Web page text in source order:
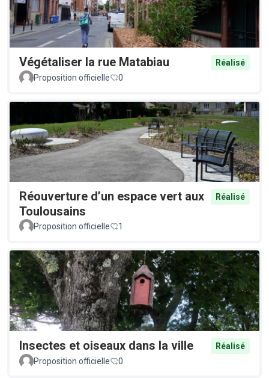
Végétaliser la rue Matabiau
Réalisé
Proposition officielle
0
Réouverture d’un espace vert aux
Toulousains
Réalisé
Proposition officielle 1
Insectes et oiseaux dans la ville
Réalisé
Proposition officielle
0